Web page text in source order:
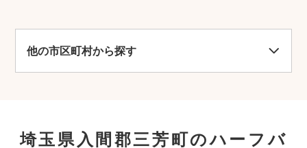
他の市区町村から探す
埼玉県入間郡三芳町のハーフバ